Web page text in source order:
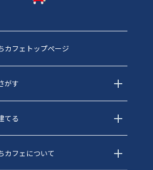
カフェトップぺージ
がす
てる
カフェについて